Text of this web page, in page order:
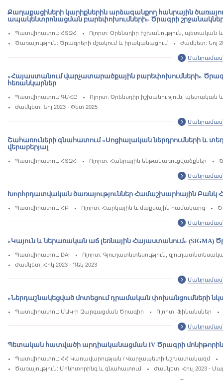
Քաղաքացիների կարիքներին արձագանքող հանրային
ապակենտրոնացման բարեփոխումների» Ծրագրի
Պատվիրատու: ՀՏԶՀ
Ոլորտ: Օրենսդիր իշխանություն,
Ծառայություն: Ծրագրերի մշակում և իրականացում
Ժամկետ: Նոյ
«Հայաստանում վարչատարածքային բարեփոխումների»
հեռանկարներ
Պատվիրատու: ԳՄՀԸ
Ոլորտ: Օրենսդիր իշխանություն,
Ժամկետ: Նոյ 2023 - Փետ 2025
Շահառուների գնահատում «Սոցիալական ներդրումների և
վերաբերյալ
Պատվիրատու: ՀՏԶՀ Ոլորտ: Հանրային ենթակառուցվածքներ
Խորհրդատվական ծառայություններ Համաշխարհային Բանկ
Պատվիրատու: ՀԲ Ոլորտ: Հարկային և մաքսային համակարգ
«Կայուն և ներառական աճ լեռնային Հայաստանում» (SIGMA)
Պատվիրատու: DAI
Ոլորտ: Գյուղատնտեսություն,
Ժամկետ: Հոկ 2023 - Դեկ 2023
«Ներդաշնակեցված մոտեցում դրամական փոխանցումների
Պատվիրատու: ՄԱԿ-ի Զարգացման Ծրագիր Ոլորտ: Ֆինանսներ
Պետական հատվածի արդիականացման IV Ծրագրի
Պատվիրատու: ՀՀ Կառավարության / Վարչապետի Աշխատակազմ
Ծառայություն: Մոնիտորինգ և գնահատում
Ժամկետ: Հուլ 2023 -